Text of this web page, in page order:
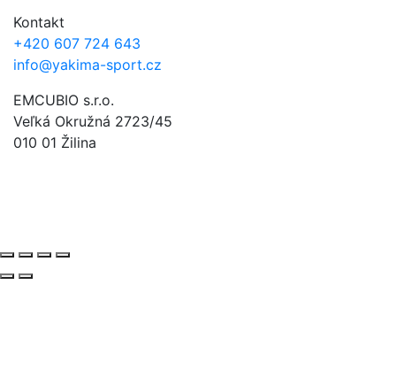
Kontakt
+420 607 724 643
info@yakima-sport.cz
EMCUBIO s.r.o.
Veľká Okružná 2723/45
010 01 Žilina